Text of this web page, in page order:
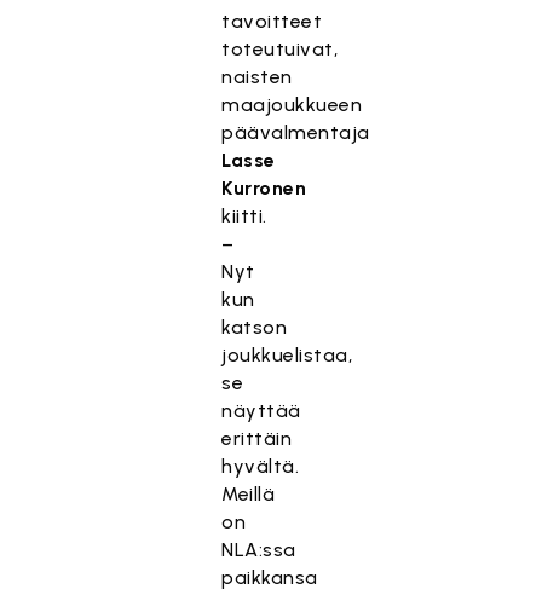
tavoitteet
toteutuivat,
naisten
maajoukkueen
päävalmentaja
Lasse
Kurronen
kiitti.
–
Nyt
kun
katson
joukkuelistaa,
se
näyttää
erittäin
hyvältä.
Meillä
on
NLA:ssa
paikkansa